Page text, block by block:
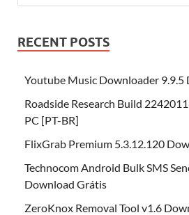
RECENT POSTS
Youtube Music Downloader 9.9.5
Roadside Research Build
PC [PT-BR]
FlixGrab Premium 5.3.12.120
Technocom Android Bulk SMS
Download Grátis
ZeroKnox Removal Tool v1.6